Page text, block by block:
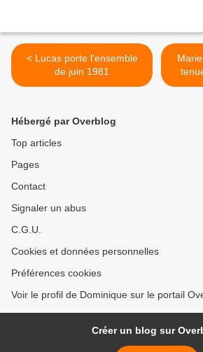
< Lucas porte l'ensemble
de juin 1981
Hébergé par Overblog
Top articles
Pages
Contact
Signaler un abus
C.G.U.
Cookies et données personnelles
Préférences cookies
Voir le profil de Dominique sur le portail
Créer un blog sur